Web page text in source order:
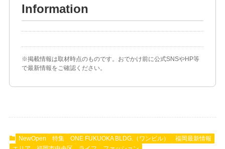
Information
※掲載情報は取材時点のものです。おでかけ前に公式SNSやHP等
で最新情報をご確認ください。
NewOpen 特集 ONE FUKUOKA BLDG.（ワンビル）
福岡最新情報